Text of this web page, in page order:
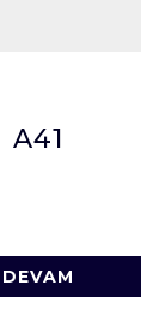
A41
DEVAM